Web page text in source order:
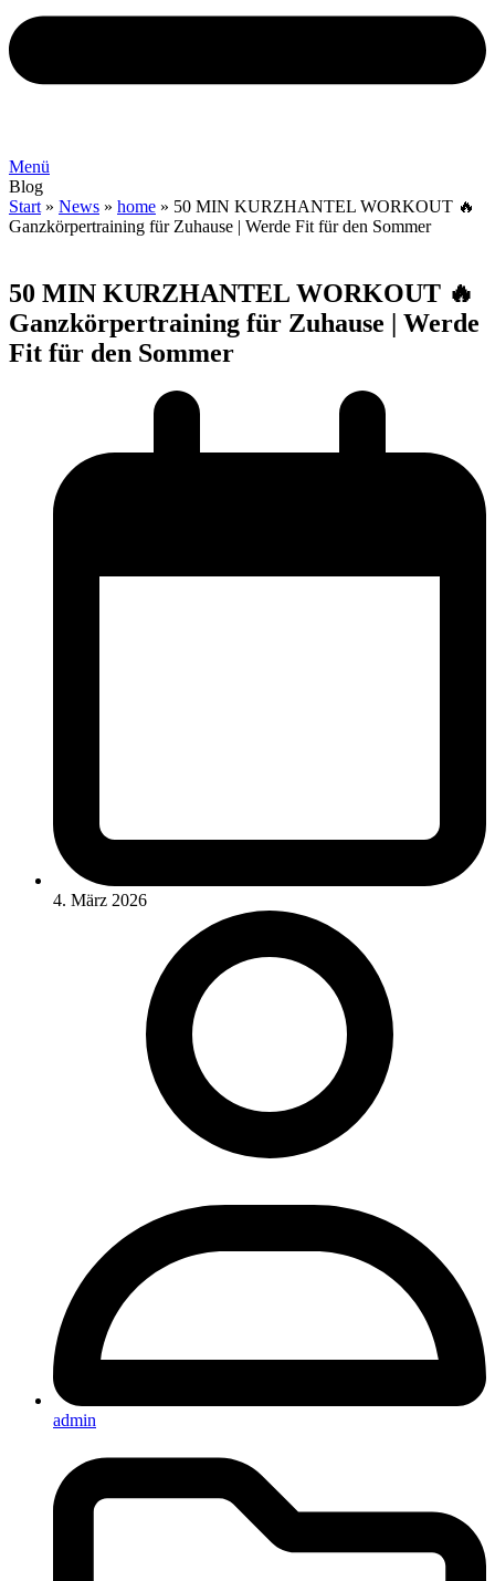
Menü
Blog
Start » News » home » 50 MIN KURZHANTEL WORKOUT 🔥
Ganzkörpertraining für Zuhause | Werde Fit für den Sommer
50 MIN KURZHANTEL WORKOUT 🔥
Ganzkörpertraining für Zuhause | Werde
Fit für den Sommer
4. März 2026
admin